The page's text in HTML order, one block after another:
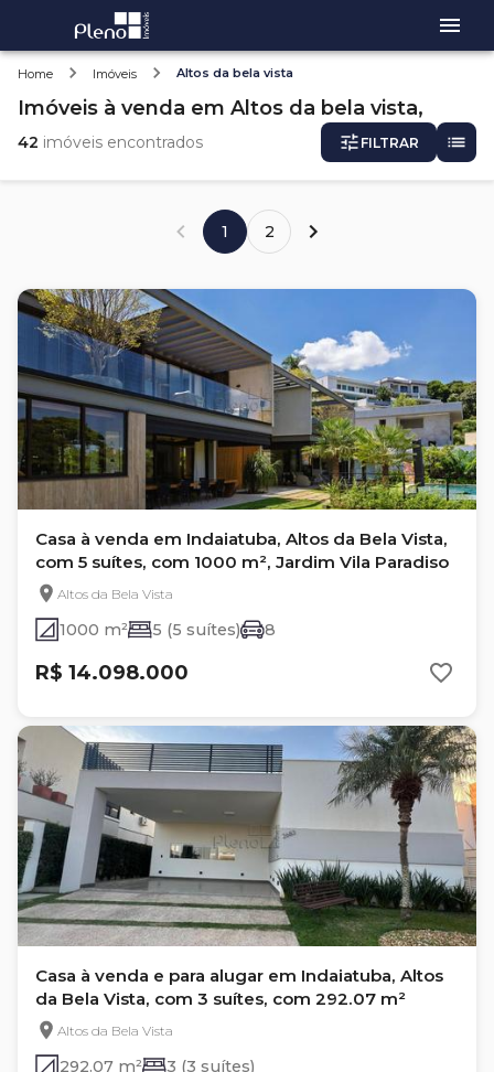
Home Imóveis Altos da bela vista
Imóveis à venda em Altos da bela vista,
42 imóveis encontrados FILTRAR
1 2
Casa à venda em Indaiatuba, Altos da Bela Vista,
com 5 suítes, com 1000 m², Jardim Vila Paradiso
Altos da Bela Vista
1000 m² 5 (5 suítes) 8
R$ 14.098.000
Casa à venda e para alugar em Indaiatuba, Altos
da Bela Vista, com 3 suítes, com 292.07 m²
Altos da Bela Vista
292.07 m² 3 (3 suítes)